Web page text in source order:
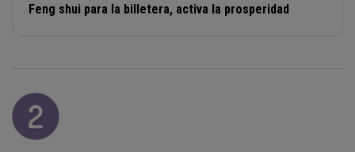
Feng shui para la billetera, activa la prosperidad